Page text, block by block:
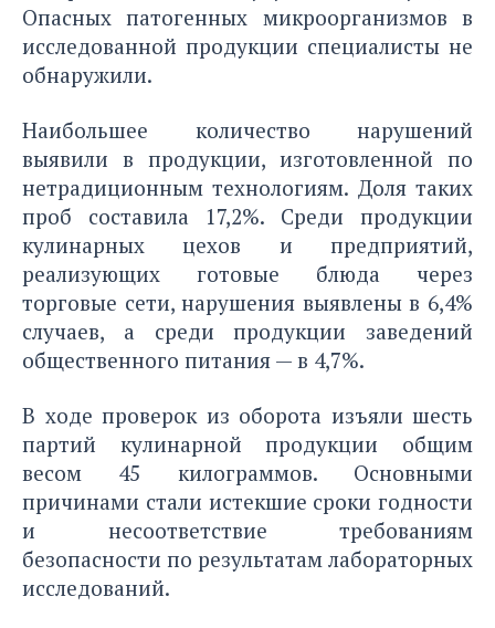
Опасных патогенных микроорганизмов в
исследованной продукции специалисты не
обнаружили.
Наибольшее количество нарушений
выявили в продукции, изготовленной по
нетрадиционным технологиям. Доля таких
проб составила 17,2%. Среди продукции
кулинарных цехов и предприятий,
реализующих готовые блюда через
торговые сети, нарушения выявлены в 6,4%
случаев, а среди продукции заведений
общественного питания — в 4,7%.
В ходе проверок из оборота изъяли шесть
партий кулинарной продукции общим
весом 45 килограммов. Основными
причинами стали истекшие сроки годности
и несоответствие требованиям
безопасности по результатам лабораторных
исследований.